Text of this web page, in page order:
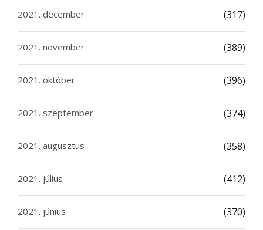
2021. december (317)
2021. november (389)
2021. október (396)
2021. szeptember (374)
2021. augusztus (358)
2021. július (412)
2021. június (370)